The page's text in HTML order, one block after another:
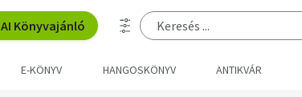
AI Könyvajánló
E-KÖNYV HANGOSKÖNYV ANTIKVÁR